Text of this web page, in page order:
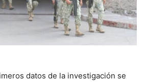
datos de la investigación se